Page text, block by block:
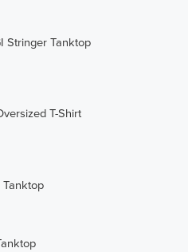
Stringer Tanktop
T-Shirt
Tanktop